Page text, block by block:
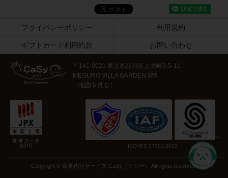
プライバシーポリシー 利用規約
ギフトカード利用約款 お問い合わせ
〒141-0021 東京都品川区上大崎3-5-11
MEGURO VILLA GARDEN 6階
［地図を見る ］
ISO/IEC 27001:2022
Copyright © 家事代行サービス CaSy（カジー） All rights reserved.